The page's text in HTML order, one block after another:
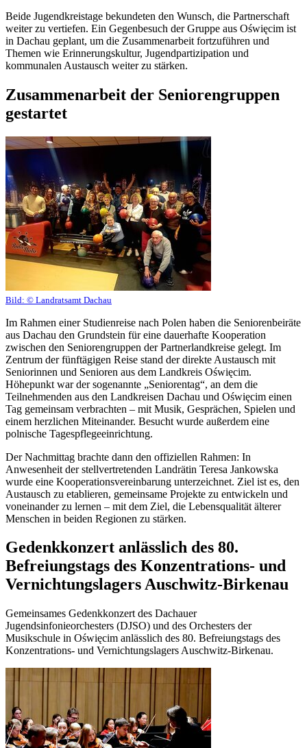
Beide Jugendkreistage bekundeten den Wunsch, die Partnerschaft
weiter zu vertiefen. Ein Gegenbesuch der Gruppe aus Oświęcim ist
in Dachau geplant, um die Zusammenarbeit fortzuführen und
Themen wie Erinnerungskultur, Jugendpartizipation und
kommunalen Austausch weiter zu stärken.
Zusammenarbeit der Seniorengruppen
gestartet
Bild: © Landratsamt Dachau
Im Rahmen einer Studienreise nach Polen haben die Seniorenbeiräte
aus Dachau den Grundstein für eine dauerhafte Kooperation
zwischen den Seniorengruppen der Partnerlandkreise gelegt. Im
Zentrum der fünftägigen Reise stand der direkte Austausch mit
Seniorinnen und Senioren aus dem Landkreis Oświęcim.
Höhepunkt war der sogenannte „Seniorentag“, an dem die
Teilnehmenden aus den Landkreisen Dachau und Oświęcim einen
Tag gemeinsam verbrachten – mit Musik, Gesprächen, Spielen und
einem herzlichen Miteinander. Besucht wurde außerdem eine
polnische Tagespflegeeinrichtung.
Der Nachmittag brachte dann den offiziellen Rahmen: In
Anwesenheit der stellvertretenden Landrätin Teresa Jankowska
wurde eine Kooperationsvereinbarung unterzeichnet. Ziel ist es, den
Austausch zu etablieren, gemeinsame Projekte zu entwickeln und
voneinander zu lernen – mit dem Ziel, die Lebensqualität älterer
Menschen in beiden Regionen zu stärken.
Gedenkkonzert anlässlich des 80.
Befreiungstags des Konzentrations- und
Vernichtungslagers Auschwitz-Birkenau
Gemeinsames Gedenkkonzert des Dachauer
Jugendsinfonieorchesters (DJSO) und des Orchesters der
Musikschule in Oświęcim anlässlich des 80. Befreiungstags des
Konzentrations- und Vernichtungslagers Auschwitz-Birkenau.